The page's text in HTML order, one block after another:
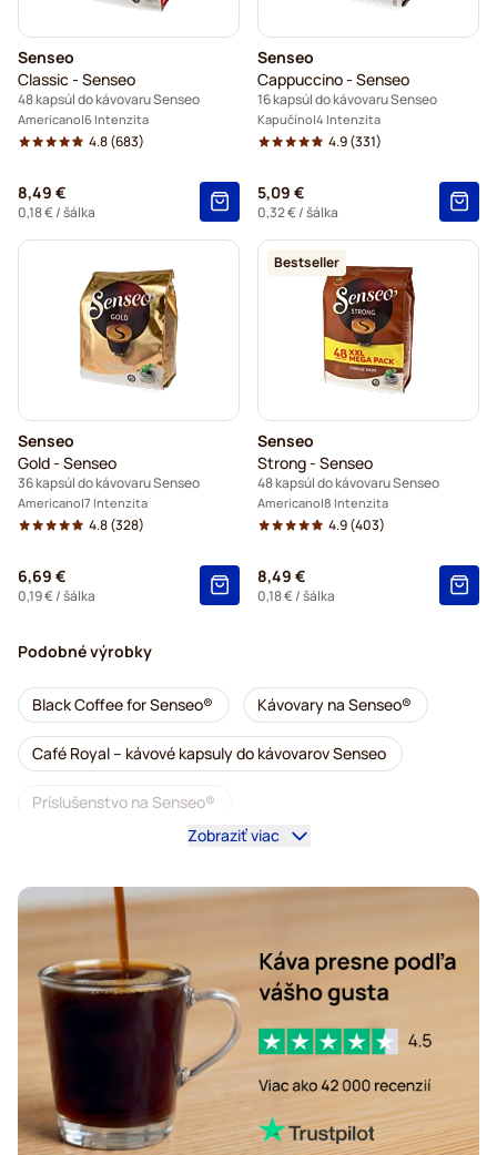
Senseo
Classic - Senseo
48 kapsúl do kávovaru Senseo
Americano 6 Intenzita
4.8(683)
8,49 €
0,18 €/ šálka
Senseo
Cappuccino - Senseo
16 kapsúl do kávovaru Senseo
Kapučíno 4 Intenzita
4.9(331)
5,09 €
0,32 €/ šálka
Senseo
Gold - Senseo
36 kapsúl do kávovaru Senseo
Americano 7 Intenzita
4.8(328)
6,69 €
0,19 €/ šálka
Bestseller
Senseo
Strong - Senseo
48 kapsúl do kávovaru Senseo
Americano 8 Intenzita
4.9(403)
8,49 €
0,18 €/ šálka
Podobné výrobky
Black Coffee for Senseo® Kávovary na Senseo®
Café Royal – kávové kapsuly do kávovarov Senseo
Príslušenstvo na Senseo®
Odvápňovanie a údržba pre Senseo
Segafredo – kávové kapsuly do kávovarov Senseo
Café René – kávové kapsuly do kávovarov Senseo
Kapsuly do kávovaru Senseo®
Merrild – kávové kapsuly do kávovarov Senseo
Friele – kávové kapsuly do kávovarov Senseo
Zobraziť viac